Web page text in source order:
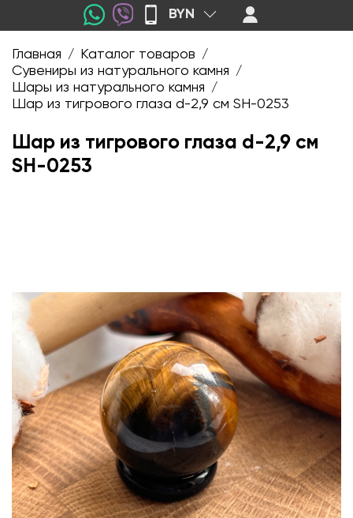
BYN
Главная / Каталог товаров /
Сувениры из натурального камня /
Шары из натурального камня /
Шар из тигрового глаза d-2,9 см SH-0253
Шар из тигрового глаза d-2,9 см
SH-0253